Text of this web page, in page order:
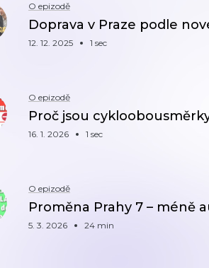
O epizodě
Doprava v Praze podle
12. 12. 2025 1 sec
O epizodě
Proč jsou
16. 1. 2026 1 sec
O epizodě
Proměna Prahy 7 – méně
5. 3. 2026 24 min